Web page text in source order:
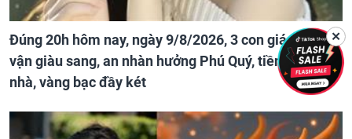
Đúng 20h hôm nay, ngày 9/8/2026, 3 con giáp đổi
vận giàu sang, an nhàn hưởng Phú Quý, tiền tài đầy
nhà, vàng bạc đầy két
✕